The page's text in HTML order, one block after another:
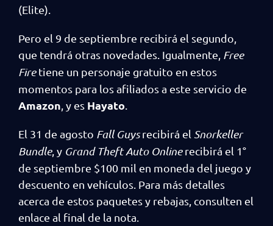
(Elite).
Pero el 9 de septiembre recibirá el segundo,
que tendrá otras novedades. Igualmente, Free
Firetiene un personaje gratuito en estos
momentos para los afiliados a este servicio de
Amazon , y es Hayato
El 31 de agosto Fall Guysrecibirá el Snorkeller
Bundle, y Grand Theft Auto Onlinerecibirá el 1°
de septiembre $100 mil en moneda del juego y
descuento en vehículos. Para más detalles
acerca de estos paquetes y rebajas, consulten el
enlace al final de la nota.